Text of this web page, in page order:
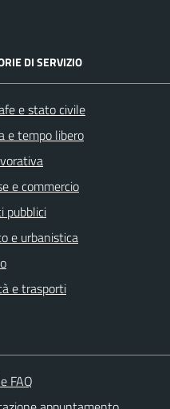
DI SERVIZIO
e stato civile
e tempo libero
e commercio
pubblici
e urbanistica
e trasporti
FAQ